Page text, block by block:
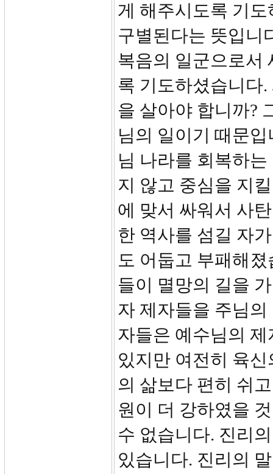
게 해주시도록 기
구별된다는 뜻입니
복음의 일군으로서
록 기도하셨습니다
을 살아야 합니까?
님의 일이기 때문
님 나라를 회복하
지 않고 중심을 지
에 맞서 싸워서 사
한 역사를 섬길 자
도 어둡고 부패해
들이 멸망의 길을
자 제자들을 주님
자들은 예수님의
있지만 여전히 육
의 삶보다 편히 쉬
원이 더 강하였을
수 없습니다. 진리
있습니다. 진리의